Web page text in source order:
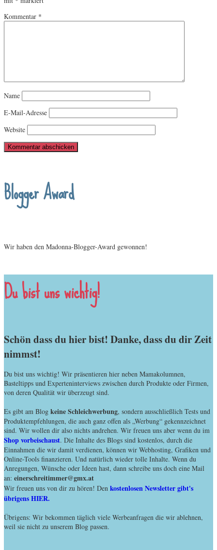
Kommentar *
Name
E-Mail-Adresse
Website
Blogger Award
Wir haben den Madonna-Blogger-Award gewonnen!
Du bist uns wichtig!
Schön dass du hier bist! Danke, dass du dir Zeit
nimmst!
Du bist uns wichtig! Wir präsentieren hier neben Mamakolumnen,
Basteltipps und Experteninterviews zwischen durch Produkte oder Firmen,
von deren Qualität wir überzeugt sind.
Es gibt am Blog keine Schleichwerbung, sondern ausschließlich Tests und
Produktempfehlungen, die auch ganz offen als „Werbung“ gekennzeichnet
sind. Wir wollen dir also nichts andrehen. Wir freuen uns aber wenn du im
Shop vorbeischaust. Die Inhalte des Blogs sind kostenlos, durch die
Einnahmen die wir damit verdienen, können wir Webhosting, Grafiken und
Online-Tools finanzieren. Und natürlich wieder tolle Inhalte. Wenn du
Anregungen, Wünsche oder Ideen hast, dann schreibe uns doch eine Mail
an: einerschreitimmer@gmx.at
Wir freuen uns von dir zu hören! Den kostenlosen Newsletter gibt's
übrigens HIER.
Übrigens: Wir bekommen täglich viele Werbeanfragen die wir ablehnen,
weil sie nicht zu unserem Blog passen.